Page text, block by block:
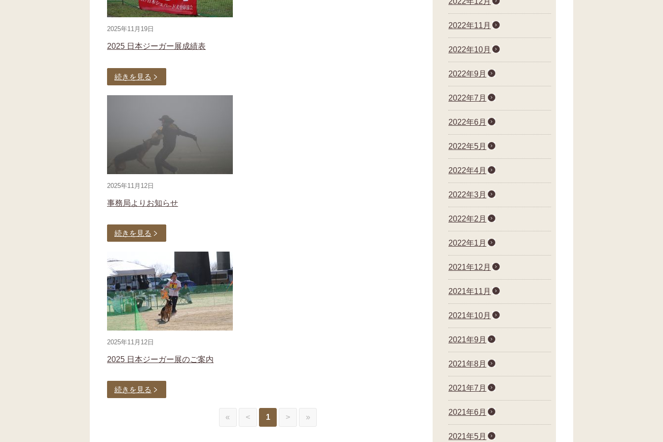
2025年11月19日
2025 日本ジーガー展成績表
続きを見る
2025年11月12日
事務局よりお知らせ
続きを見る
2025年11月12日
2025 日本ジーガー展のご案内
続きを見る
« < 1 > »
2022年11月
2022年10月
2022年9月
2022年7月
2022年6月
2022年5月
2022年4月
2022年3月
2022年2月
2022年1月
2021年12月
2021年11月
2021年10月
2021年9月
2021年8月
2021年7月
2021年6月
2021年5月